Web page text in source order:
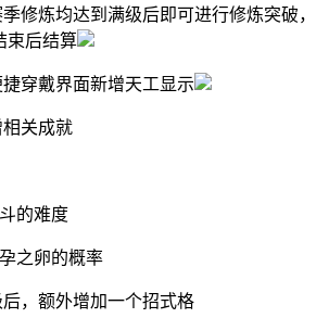
修炼均达到满级后即可进行修炼突破，
束后结算
穿戴界面新增天工显示
关成就
的难度
之卵的概率
，额外增加一个招式格